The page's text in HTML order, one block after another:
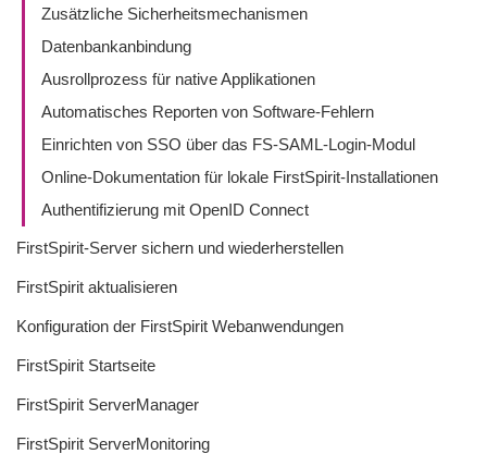
Zusätzliche Sicherheitsmechanismen
Datenbankanbindung
Ausrollprozess für native Applikationen
Automatisches Reporten von Software-Fehlern
Einrichten von SSO über das FS-SAML-Login-Modul
Online-Dokumentation für lokale FirstSpirit-Installationen
Authentifizierung mit OpenID Connect
FirstSpirit-Server sichern und wiederherstellen
FirstSpirit aktualisieren
Konfiguration der FirstSpirit Webanwendungen
FirstSpirit Startseite
FirstSpirit ServerManager
FirstSpirit ServerMonitoring